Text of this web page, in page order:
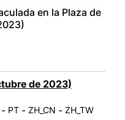
en la Plaza de
de 2023)
- PT - ZH_CN - ZH_TW